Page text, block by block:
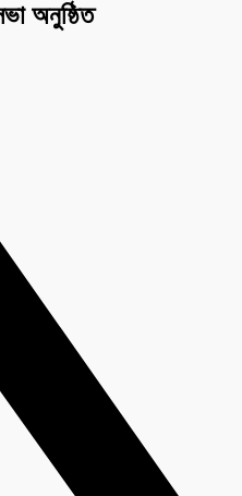
অনুষ্ঠিত